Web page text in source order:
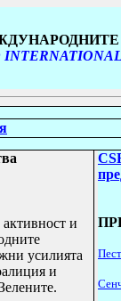
и
усилията
и